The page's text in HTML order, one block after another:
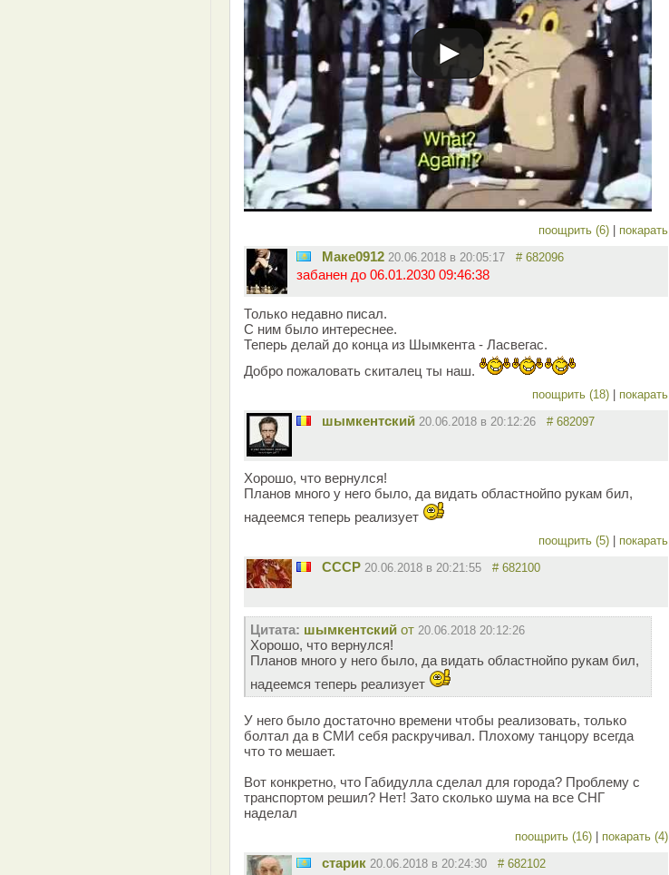
поощрить (6) | покарать
Маке0912 20.06.2018 в 20:05:17 # 682096
забанен до 06.01.2030 09:46:38
Только недавно писал.
С ним было интереснее.
Теперь делай до конца из Шымкента - Ласвегас.
Добро пожаловать скиталец ты наш.
поощрить (18) | покарать
шымкентский 20.06.2018 в 20:12:26 # 682097
Хорошо, что вернулся!
Планов много у него было, да видать областнойпо рукам бил,
надеемся теперь реализует
поощрить (5) | покарать
СССР 20.06.2018 в 20:21:55 # 682100
Цитата: шымкентский от 20.06.2018 20:12:26
Хорошо, что вернулся!
Планов много у него было, да видать областнойпо рукам бил,
надеемся теперь реализует
У него было достаточно времени чтобы реализовать, только
болтал да в СМИ себя раскручивал. Плохому танцору всегда
что то мешает.
Вот конкретно, что Габидулла сделал для города? Проблему с
транспортом решил? Нет! Зато сколько шума на все СНГ
наделал
поощрить (16) | покарать (4)
старик 20.06.2018 в 20:24:30 # 682102